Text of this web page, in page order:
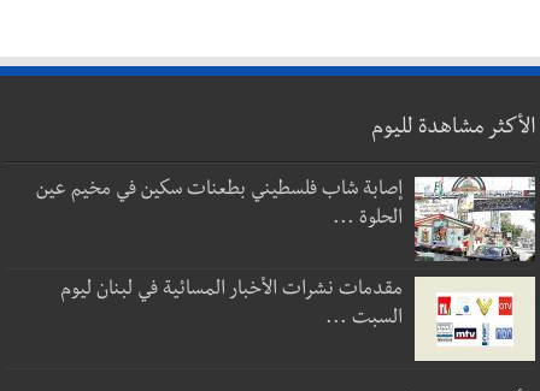
الأكثر مشاهدة لليوم
إصابة شاب فلسطيني بطعنات سكين في مخيم عين
الحلوة ...
مقدمات نشرات الأخبار المسائية في لبنان ليوم
السبت ...